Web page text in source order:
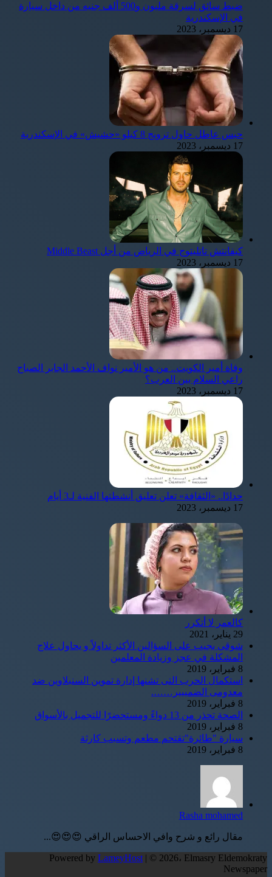
ضبط سائق لسرقة مليون و500 ألف جنيه من داخل سيارة
في الإسكندرية
17 ديسمبر، 2023
حبس عاطل حاول ترويج 8 كيلو «حشيش» في الإسكندرية
17 ديسمبر، 2023
كيفانتش تاتليتوج في الرياض من أجل Middle Beast
17 ديسمبر، 2023
وفاة أمير الكويت.. من هو الأمير نواف الأحمد الجابر الصباح
راعي السلام بين العرب؟
17 ديسمبر، 2023
حدادًا.. «الثقافة» تعلن تعليق أنشطتها الفنية لـ3 أيام
17 ديسمبر، 2023
كالعمر لا أتكرر
29 يناير، 2021
شوقى يجيب على السؤالين الأكثر تداولاً و يحاول علاج
المشكلة في عجز وزيادة المعلمين
8 فبراير، 2019
استكمال الحرب التى تشنها إدارة تموين السنبلاوين ضد
معدومى الضمييير…….
8 فبراير، 2019
الصحة تحذر من 13 دواءً ومستحضرًا للتجميل بالأسواق
8 فبراير، 2019
سيارة "طائرة"تقتحم مطعم وتسبب كارثة
8 فبراير، 2019
Rasha mohamed
مقال رائع و شرح وافي الاحساس الراقي 😍😍😍...
Powered by LameyHost | © 2026، Elmasry Eldemokraty
Newspaper